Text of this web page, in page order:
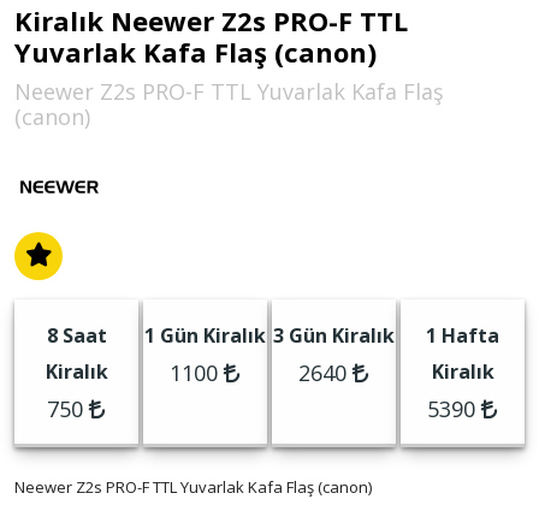
Kiralık Neewer Z2s PRO-F TTL
Yuvarlak Kafa Flaş (canon)
Neewer Z2s PRO-F TTL Yuvarlak Kafa Flaş
(canon)
8 Saat
Kiralık
750
1 Gün Kiralık
1100
3 Gün Kiralık
2640
1 Hafta
Kiralık
5390
Neewer Z2s PRO-F TTL Yuvarlak Kafa Flaş (canon)